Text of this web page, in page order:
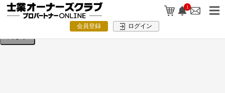
1
会員登録 ログイン
検索条件を入力してください。